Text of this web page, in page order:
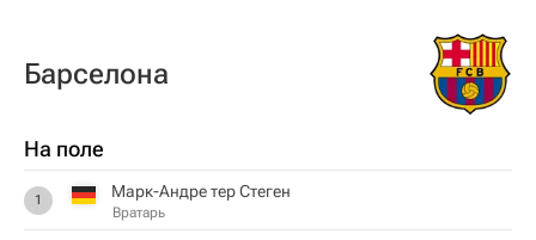
Барселона
На поле
1 Марк-Андре тер Стеген
Вратарь